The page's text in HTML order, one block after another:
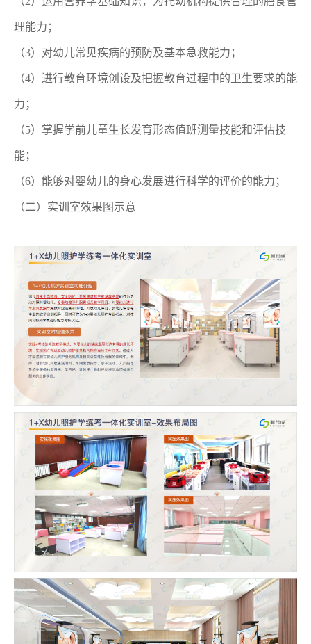
理能力；
（3）对幼儿常见疾病的预防及基本急救能力；
（4）进行教育环境创设及把握教育过程中的卫生要求的能
力；
（5）掌握学前儿童生长发育形态值班测量技能和评估技
能；
（6）能够对婴幼儿的身心发展进行科学的评价的能力；
（二）实训室效果图示意